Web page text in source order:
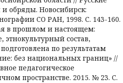
обряды. Новосибирск:
СО РАН, 1998. С. 143-160.
в прошлом и настоящем:
состав,
по результатам
без национальных границ» //
педагогическое
пространстве. 2015. № 23. С.